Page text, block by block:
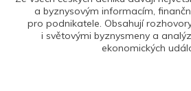
a byznysovým informacím,
pro podnikatele. Obsahují
i světovými byznysmeny a
ekonomických